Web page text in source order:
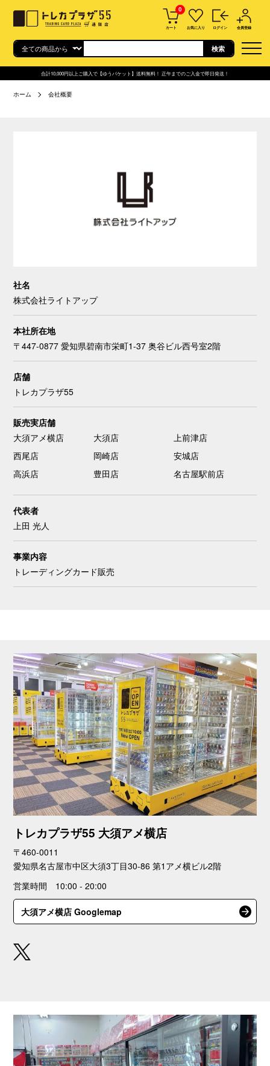
0
カート お気に入り ログイン 会員登録
合計10,000円以上ご購入で【ゆうパケット】送料無料！ 正午までのご入金で即日発送！
ホーム 会社概要
社名
株式会社ライトアップ
本社所在地
〒447-0877 愛知県碧南市栄町1-37 奥谷ビル西号室2階
店舗
トレカプラザ55
販売実店舗
大須アメ横店
大須店
上前津店
西尾店
岡崎店
安城店
高浜店
豊田店 名古屋駅前店
代表者
上田 光人
事業内容
トレーディングカード販売
トレカプラザ55 大須アメ横店
〒460-0011
愛知県名古屋市中区大須3丁目30-86 第1アメ横ビル2階
営業時間 10:00 - 20:00
大須アメ横店 Googlemap